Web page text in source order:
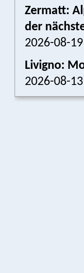
Zermatt:
der
2026-08-19
Livigno:
2026-08-13